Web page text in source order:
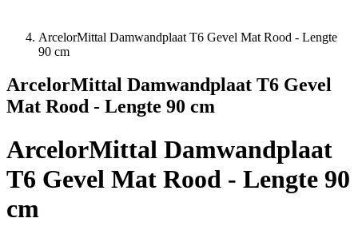
ArcelorMittal Damwandplaat T6 Gevel Mat Rood - Lengte
90 cm
ArcelorMittal Damwandplaat T6 Gevel
Mat Rood - Lengte 90 cm
ArcelorMittal Damwandplaat
T6 Gevel Mat Rood - Lengte 90
cm